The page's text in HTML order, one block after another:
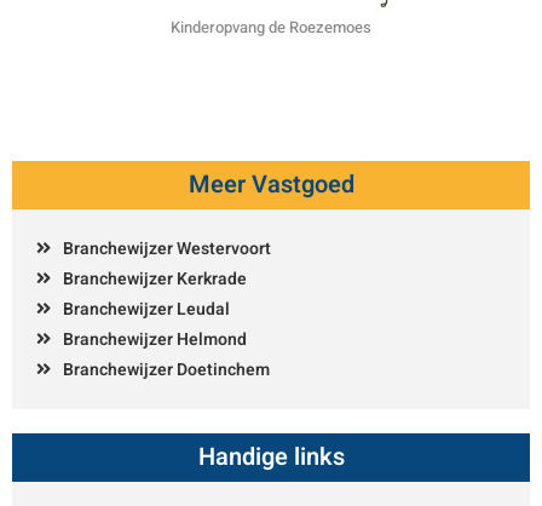
Kinderopvang de Roezemoes
Meer Vastgoed
Branchewijzer Westervoort
Branchewijzer Kerkrade
Branchewijzer Leudal
Branchewijzer Helmond
Branchewijzer Doetinchem
Handige links